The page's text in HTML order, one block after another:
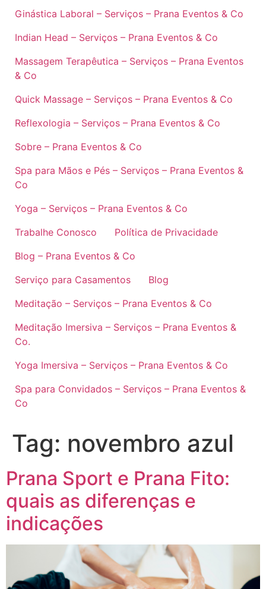
Ginástica Laboral – Serviços – Prana Eventos & Co
Indian Head – Serviços – Prana Eventos & Co
Massagem Terapêutica – Serviços – Prana Eventos
& Co
Quick Massage – Serviços – Prana Eventos & Co
Reflexologia – Serviços – Prana Eventos & Co
Sobre – Prana Eventos & Co
Spa para Mãos e Pés – Serviços – Prana Eventos &
Co
Yoga – Serviços – Prana Eventos & Co
Trabalhe Conosco
Política de Privacidade
Blog – Prana Eventos & Co
Serviço para Casamentos
Blog
Meditação – Serviços – Prana Eventos & Co
Meditação Imersiva – Serviços – Prana Eventos &
Co.
Yoga Imersiva – Serviços – Prana Eventos & Co
Spa para Convidados – Serviços – Prana Eventos &
Co
Tag: novembro azul
Prana Sport e Prana Fito:
quais as diferenças e
indicações